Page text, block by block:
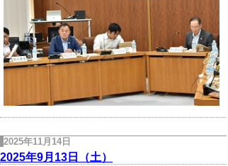
2025年11月14日
2025年9月13日（土）